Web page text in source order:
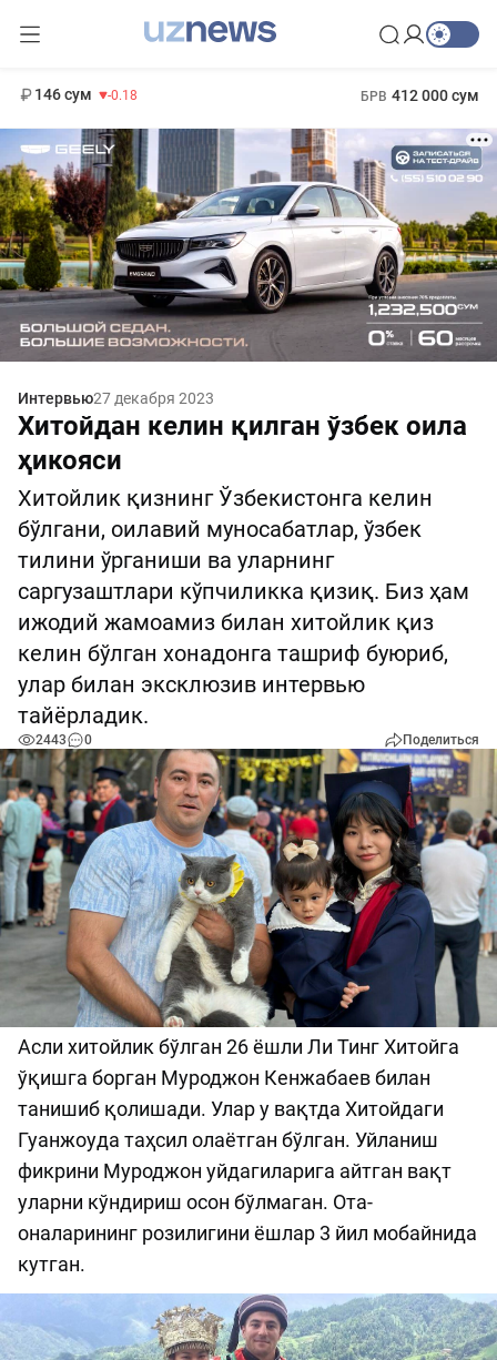
146 сум -0.18 БРВ 412 000 сум
Интервью27 декабря 2023
Хитойдан келин қилган ўзбек оила
ҳикояси
Хитойлик қизнинг Ўзбекистонга келин
бўлгани, оилавий муносабатлар, ўзбек
тилини ўрганиши ва уларнинг
саргузаштлари кўпчиликка қизиқ. Биз ҳам
ижодий жамоамиз билан хитойлик қиз
келин бўлган хонадонга ташриф буюриб,
улар билан эксклюзив интервью
тайёрладик.
2443 0 Поделиться
Асли хитойлик бўлган 26 ёшли Ли Тинг Хитойга
ўқишга борган Муроджон Кенжабаев билан
танишиб қолишади. Улар у вақтда Хитойдаги
Гуанжоуда таҳсил олаётган бўлган. Уйланиш
фикрини Муроджон уйдагиларига айтган вақт
уларни кўндириш осон бўлмаган. Ота-
оналарининг розилигини ёшлар 3 йил мобайнида
кутган.